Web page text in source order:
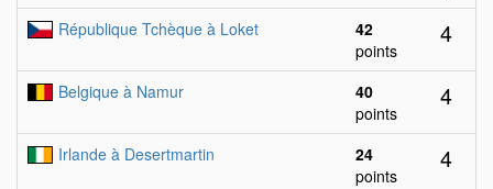
République Tchèque à Loket
42
points
4
Belgique à Namur
40
points
4
Irlande à Desertmartin
24
points
4